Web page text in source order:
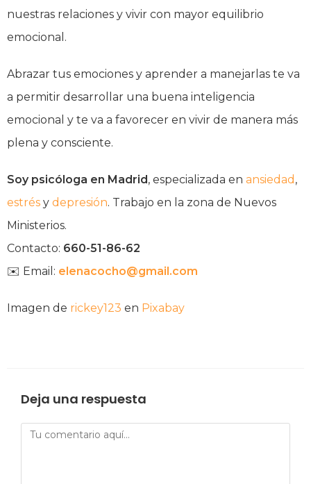
nuestras relaciones y vivir con mayor equilibrio
emocional.
Abrazar tus emociones y aprender a manejarlas te va
a permitir desarrollar una buena inteligencia
emocional y te va a favorecer en vivir de manera más
plena y consciente.
Soy psicóloga en Madrid, especializada en ansiedad ,
estrés y depresión. Trabajo en la zona de Nuevos
Ministerios.
Contacto: 660-51-86-62
✉️ Email: elenacocho@gmail.com
Imagen de rickey123 en Pixabay
Deja una respuesta